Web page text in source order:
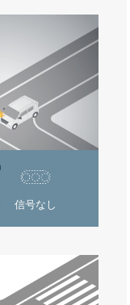
信号なし